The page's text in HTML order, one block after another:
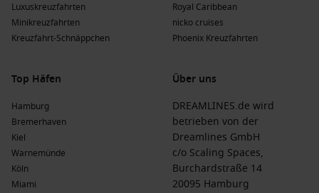
Luxuskreuzfahrten
Minikreuzfahrten
Kreuzfahrt-Schnäppchen
Royal Caribbean
nicko cruises
Phoenix Kreuzfahrten
Top Häfen
Hamburg
Bremerhaven
Kiel
Warnemünde
Köln
Miami
Über uns
DREAMLINES.de wird
betrieben von der
Dreamlines GmbH
c/o Scaling Spaces,
Burchardstraße 14
20095 Hamburg